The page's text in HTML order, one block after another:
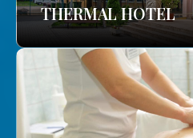
THERMAL HOTEL